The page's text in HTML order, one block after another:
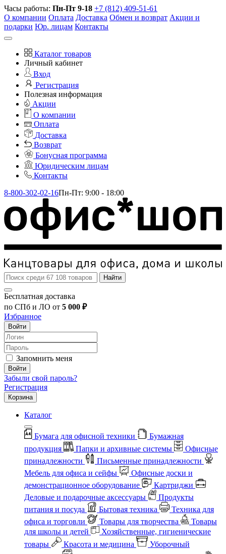
Часы работы: Пн-Пт 9-18 +7 (812) 409-51-61
О компании Оплата Доставка Обмен и возврат Акции и
подарки Юр. лицам Контакты
Каталог товаров
Личный кабинет
Вход
Регистрация
Полезная информация
Акции
О компании
Оплата
Доставка
Возврат
Бонусная программа
Юридическим лицам
Контакты
8-800-302-02-16Пн-Пт: 9:00 - 18:00
Найти
Бесплатная доставка
по СПб и ЛО от 5 000 ₽
Избранное
Войти
Запомнить меня
Войти
Забыли свой пароль?
Регистрация
Корзина
Каталог
Бумага для офисной техники
Бумажная
продукция
Папки и архивные системы
Офисные
принадлежности
Письменные принадлежности
Мебель для офиса и сейфы
Офисные доски и
демонстрационное оборудование
Картриджи
Деловые и подарочные аксессуары
Продукты
питания и посуда
Бытовая техника
Техника для
офиса и торговли
Товары для творчества
Товары
для школы и детей
Хозяйственные, гигиенические
товары
Красота и медицина
Уборочный